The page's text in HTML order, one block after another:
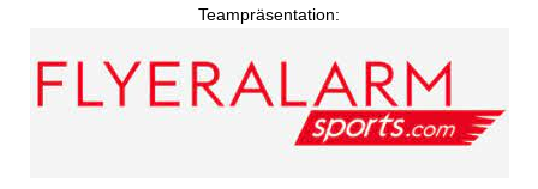
Teampräsentation: